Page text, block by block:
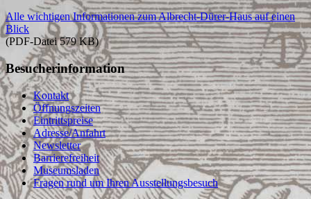
Alle wichtigen Informationen zum Albrecht-Dürer-Haus auf einen
Blick
(PDF-Datei 579 KB)
Besucherinformation
Kontakt
Öffnungszeiten
Eintrittspreise
Adresse/Anfahrt
Newsletter
Barrierefreiheit
Museumsladen
Fragen rund um Ihren Ausstellungsbesuch